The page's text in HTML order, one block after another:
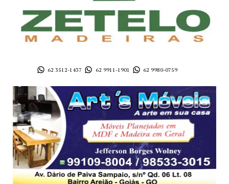
62 3512-1437 62 9911-1901 62 9980-0759